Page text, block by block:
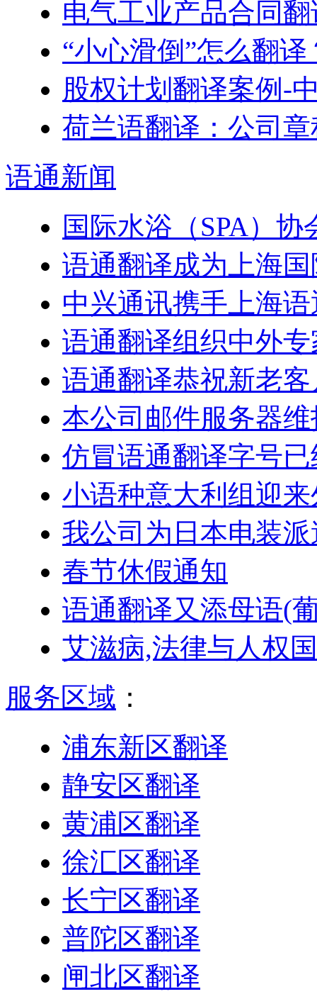
电气工业产品合同
“小心滑倒”怎么翻译
股权计划翻译案例-
荷兰语翻译：公司
语通新闻
国际水浴（SPA）
语通翻译成为上海
中兴通讯携手上海
语通翻译组织中外
语通翻译恭祝新老
本公司邮件服务器
仿冒语通翻译字号
小语种意大利组迎
我公司为日本电装
春节休假通知
语通翻译又添母语(
艾滋病,法律与人权
服务区域 ：
浦东新区翻译
静安区翻译
黄浦区翻译
徐汇区翻译
长宁区翻译
普陀区翻译
闸北区翻译